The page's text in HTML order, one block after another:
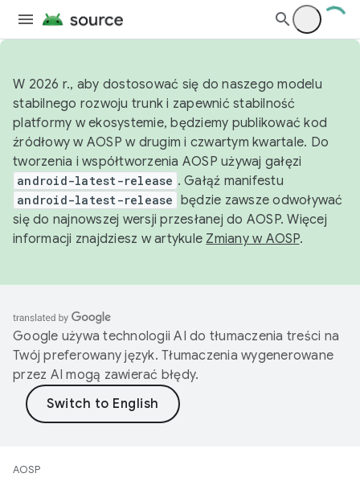
W 2026 r., aby dostosować się do naszego modelu
stabilnego rozwoju trunk i zapewnić stabilność
platformy w ekosystemie, będziemy publikować kod
źródłowy w AOSP w drugim i czwartym kwartale. Do
tworzenia i współtworzenia AOSP używaj gałęzi
android-latest-release . Gałąź manifestu
android-latest-release będzie zawsze odwoływać
się do najnowszej wersji przesłanej do AOSP. Więcej
informacji znajdziesz w artykule Zmiany w AOSP.
Google używa technologii AI do tłumaczenia treści na
Twój preferowany język. Tłumaczenia wygenerowane
przez AI mogą zawierać błędy.
AOSP